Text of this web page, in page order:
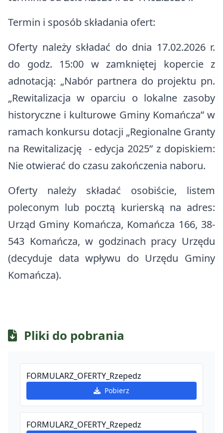
Termin i sposób składania ofert:
Oferty należy składać do dnia 17.02.2026 r.
do godz. 15:00 w zamkniętej kopercie z
adnotacją: „Nabór partnera do projektu pn.
„Rewitalizacja w oparciu o lokalne zasoby
historyczne i kulturowe Gminy Komańcza” w
ramach konkursu dotacji „Regionalne Granty
na Rewitalizację - edycja 2025” z dopiskiem:
Nie otwierać do czasu zakończenia naboru.
Oferty należy składać osobiście, listem
poleconym lub pocztą kurierską na adres:
Urząd Gminy Komańcza, Komańcza 166, 38-
543 Komańcza, w godzinach pracy Urzędu
(decyduje data wpływu do Urzędu Gminy
Komańcza).
Pliki do pobrania
FORMULARZ_OFERTY_Rzepedz
Pobierz
FORMULARZ_OFERTY_Rzepedz